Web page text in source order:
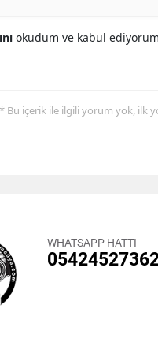
okudum ve kabul ediyorum
* Bu içerik ile ilgili yorum yok, ilk
WHATSAPP HATTI